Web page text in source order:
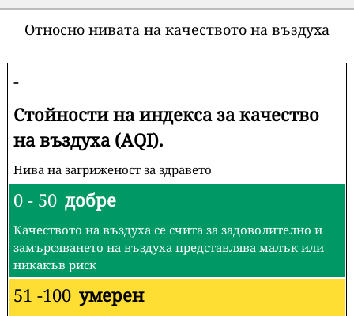
Относно нивата на качеството на въздуха
-
Стойности на индекса за качество
на въздуха (AQI).
Нива на загриженост за здравето
0 - 50 добре
Качеството на въздуха се счита за задоволително и
замърсяването на въздуха представлява малък или
никакъв риск
51 -100 умерен